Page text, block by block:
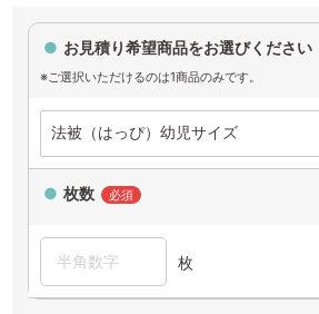
お見積り希望商品をお選びください
※ご選択いただけるのは1商品のみです。
枚数 必須
枚